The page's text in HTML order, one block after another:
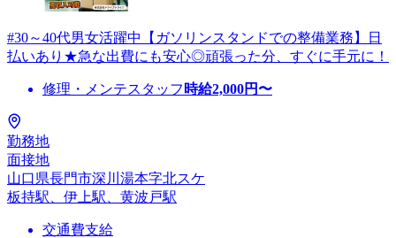
#30～40代男女活躍中【ガソリンスタンドでの整備業務】日
払いあり★急な出費にも安心◎頑張った分、すぐに手元に！
修理・メンテスタッフ 時給2,000円〜
勤務地
面接地
山口県長門市深川湯本字北スケ
板持駅、伊上駅、黄波戸駅
交通費支給